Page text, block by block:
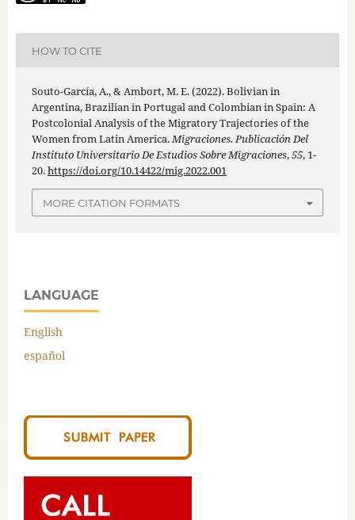
HOW TO CITE
Souto-García, A., & Ambort, M. E. (2022). Bolivian in
Argentina, Brazilian in Portugal and Colombian in Spain: A
Postcolonial Analysis of the Migratory Trajectories of the
Women from Latin America.Migraciones. Publicación Del
Instituto Universitario De Estudios Sobre Migraciones,55, 1-
20.https://doi.org/10.14422/mig.2022.001
MORE CITATION FORMATS
LANGUAGE
English
español